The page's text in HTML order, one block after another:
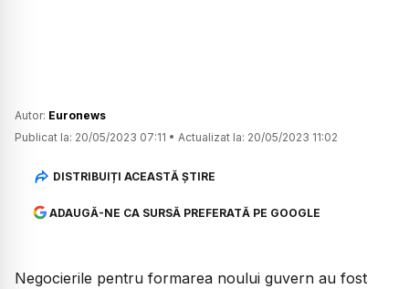
Autor: Euronews
Publicat la: 20/05/2023 07:11 • Actualizat la: 20/05/2023 11:02
DISTRIBUIȚI ACEASTĂ ȘTIRE
ADAUGĂ-NE CA SURSĂ PREFERATĂ PE GOOGLE
Negocierile pentru formarea noului guvern au fost